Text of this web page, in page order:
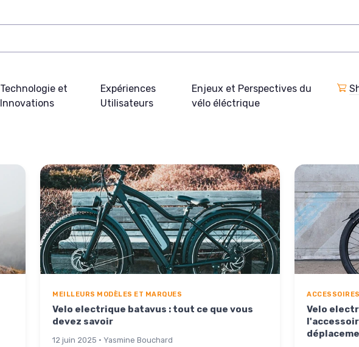
Technologie et
Innovations
Expériences
Utilisateurs
Enjeux et Perspectives du
vélo éléctrique
MEILLEURS MODÈLES ET MARQUES
Velo electrique batavus : tout ce que vous
devez savoir
12 juin 2025 · Yasmine Bouchard
Velo